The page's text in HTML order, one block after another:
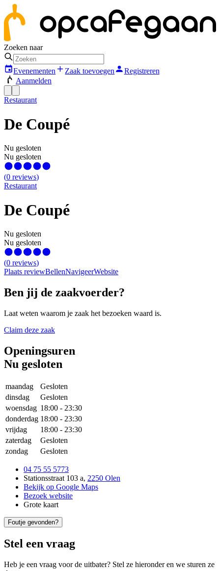
Zoeken naar
Evenementen Zaak toevoegen
Registreren
Aanmelden
Restaurant
De Coupé
Nu gesloten
Nu gesloten
(0 reviews)
Restaurant
De Coupé
Nu gesloten
Nu gesloten
(0 reviews)
Plaats reviewBellenNavigeerWebsite
Ben jij de zaakvoerder?
Laat weten waarom je zaak het bezoeken waard is.
Claim deze zaak
Openingsuren
Nu gesloten
maandag
Gesloten
dinsdag
Gesloten
woensdag 18:00 - 23:30
donderdag 18:00 - 23:30
vrijdag
18:00 - 23:30
zaterdag
Gesloten
zondag
Gesloten
04 75 55 5773
Stationsstraat 103 a, 2250 Olen
Bekijk op Google Maps
Bezoek website
Grote kaart
Foutje gevonden?
Stel een vraag
Heb je een vraag voor de uitbater? Stel ze hieronder en we sturen ze